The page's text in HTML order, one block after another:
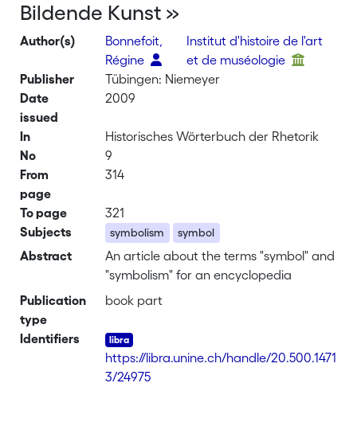
Bildende Kunst »
Author(s)
Bonnefoit,
Régine
Institut d'histoire de l'art
et de muséologie
Publisher
Tübingen: Niemeyer
Date
issued
2009
In
Historisches Wörterbuch der Rhetorik
No
9
From
page
314
To page
321
Subjects
symbolism symbol
Abstract
An article about the terms "symbol" and
"symbolism" for an encyclopedia
Publication
type
book part
Identifiers
https://libra.unine.ch/handle/20.500.1471
3/24975